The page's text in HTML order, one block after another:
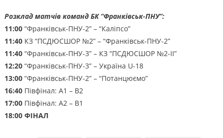
Розклад матчів команд БК “Франківськ-ПНУ”:
11:00“Франківськ-ПНУ-2” – “Каліпсо”
11:40КЗ “ПСДЮСШОР №2” – “Франківськ-ПНУ-2”
11:40“Франківськ-ПНУ-3” – КЗ “ПСДЮСШОР №2-ІІ”
12:20“Франківськ-ПНУ-3” – Україна U-18
13:00“Франківськ-ПНУ-2” – “Потанцюємо”
16:40Півфінал: А1 – В2
17:00Півфінал: А2 – В1
18:00 ФІНАЛ